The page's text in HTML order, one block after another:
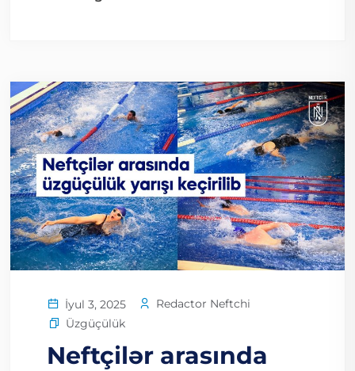
İyul 3, 2025
Redactor Neftchi
Üzgüçülük
Neftçilər arasında